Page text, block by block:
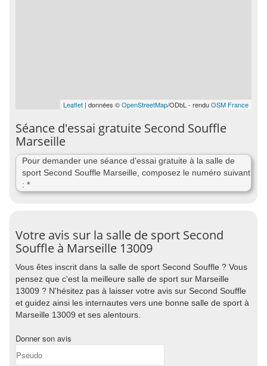
Leaflet | données ©OpenStreetMap/ODbL - renduOSM France
Séance d'essai gratuite Second Souffle
Marseille
Pour demander une séance d'essai gratuite à la salle de
sport Second Souffle Marseille, composez le numéro suivant
: *
Votre avis sur la salle de sport Second
Souffle à Marseille 13009
Vous êtes inscrit dans la salle de sport Second Souffle ? Vous
pensez que c'est la meilleure salle de sport sur Marseille
13009 ? N'hésitez pas à laisser votre avis sur Second Souffle
et guidez ainsi les internautes vers une bonne salle de sport à
Marseille 13009 et ses alentours.
Donner son avis